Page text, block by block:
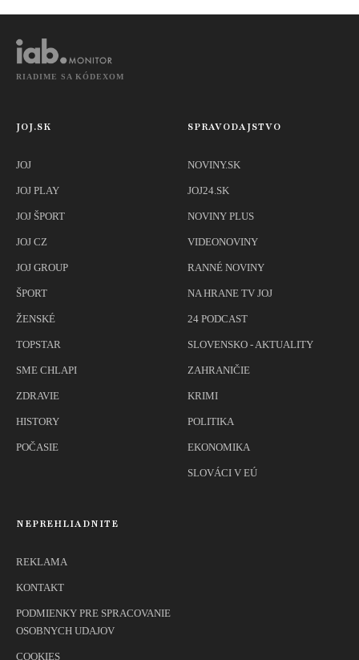
RIADIME SA KÓDEXOM
JOJ.SK
JOJ
JOJ PLAY
JOJ ŠPORT
JOJ CZ
JOJ GROUP
ŠPORT
ŽENSKÉ
TOPSTAR
SME CHLAPI
ZDRAVIE
HISTORY
POČASIE
SPRAVODAJSTVO
NOVINY.SK
JOJ24.SK
NOVINY PLUS
VIDEONOVINY
RANNÉ NOVINY
NA HRANE TV JOJ
24 PODCAST
SLOVENSKO - AKTUALITY
ZAHRANIČIE
KRIMI
POLITIKA
EKONOMIKA
SLOVÁCI V EÚ
NEPREHLIADNITE
REKLAMA
KONTAKT
PODMIENKY PRE SPRACOVANIE
OSOBNYCH UDAJOV
COOKIES